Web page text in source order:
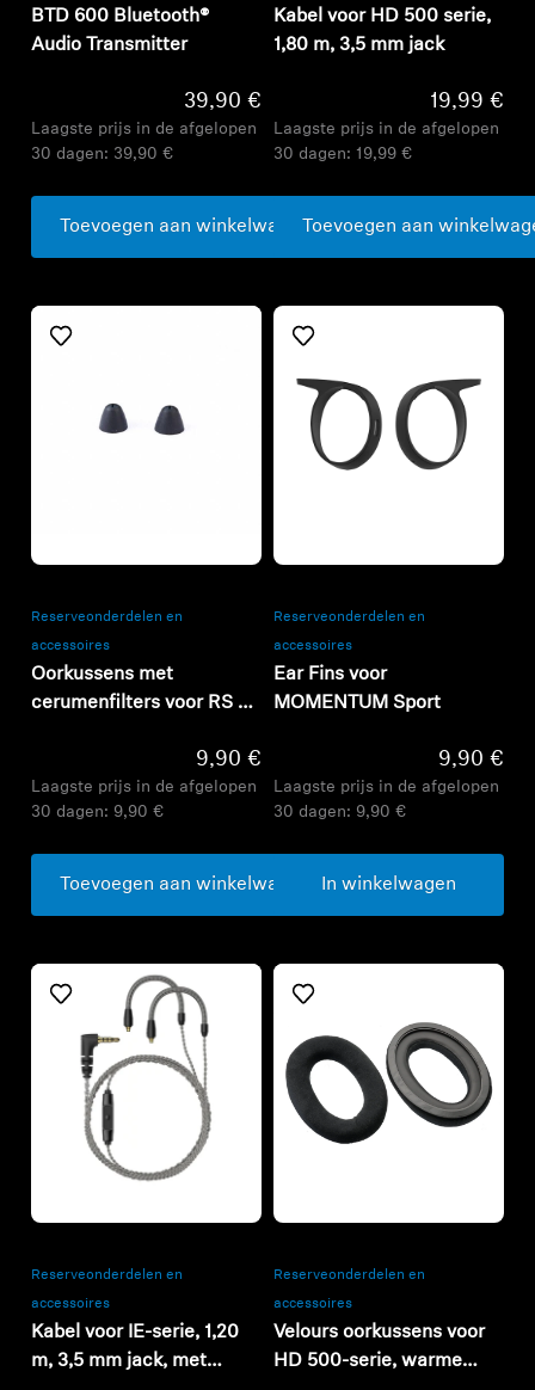
BTD 600 Bluetooth®
Audio Transmitter
39,90 €
Laagste prijs in de afgelopen
30 dagen: 39,90 €
Toevoegen aan winkelwagen
Kabel voor HD 500 serie,
1,80 m, 3,5 mm jack
19,99 €
Laagste prijs in de afgelopen
30 dagen: 19,99 €
Toevoegen aan
Reserveonderdelen en
accessoires
Oorkussens met
cerumenfilters voor RS /
9,90 €
Laagste prijs in de afgelopen
30 dagen: 9,90 €
Toevoegen aan winkelwagen
Reserveonderdelen en
accessoires
Ear Fins voor
MOMENTUM Sport
9,90 €
Laagste prijs in de afgelopen
30 dagen: 9,90 €
In winkelwagen
Reserveonderdelen en
accessoires
Kabel voor IE-serie, 1,20
m, 3,5 mm jack, met
Reserveonderdelen en
accessoires
Velours oorkussens voor
HD 500-serie, warme